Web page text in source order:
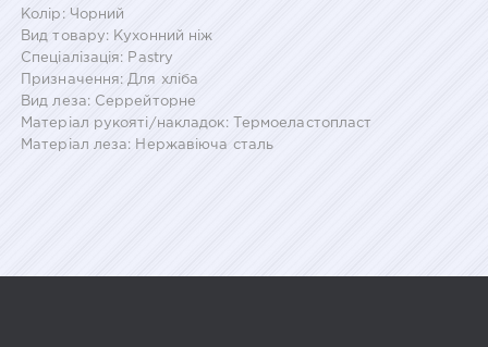
Колір: Чорний
Вид товару: Кухонний ніж
Спеціалізація: Pastry
Призначення: Для хліба
Вид леза: Серрейторне
Матеріал рукояті/накладок: Термоеластопласт
Матеріал леза: Нержавіюча сталь